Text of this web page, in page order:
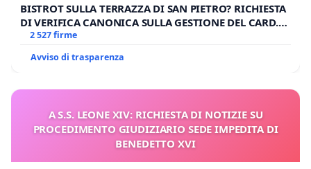
BISTROT SULLA TERRAZZA DI SAN PIETRO? RICHIESTA
DI VERIFICA CANONICA SULLA GESTIONE DEL CARD.
GAMBETTI
2 527 firme
Avviso di trasparenza
A S.S. LEONE XIV: RICHIESTA DI NOTIZIE SU
PROCEDIMENTO GIUDIZIARIO SEDE IMPEDITA DI
BENEDETTO XVI